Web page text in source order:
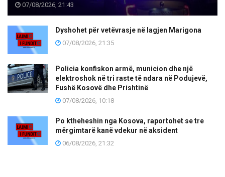
07/08/2026, 21:43
Dyshohet për vetëvrasje në lagjen Marigona
07/08/2026, 21:35
Policia konfiskon armë, municion dhe një
elektroshok në tri raste të ndara në Podujevë,
Fushë Kosovë dhe Prishtinë
07/08/2026, 10:18
Po ktheheshin nga Kosova, raportohet se tre
mërgimtarë kanë vdekur në aksident
06/08/2026, 21:32